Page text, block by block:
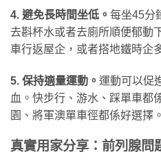
4. 避免長時間坐低。 每坐45分
去斟杯水或者去廁所順便郁動
車行返屋企，或者搭地鐵時企
5. 保持適量運動。 運動可以促
血。快步行、游水、踩單車都
園、將軍澳單車徑都係好選擇。
真實用家分享：前列腺問